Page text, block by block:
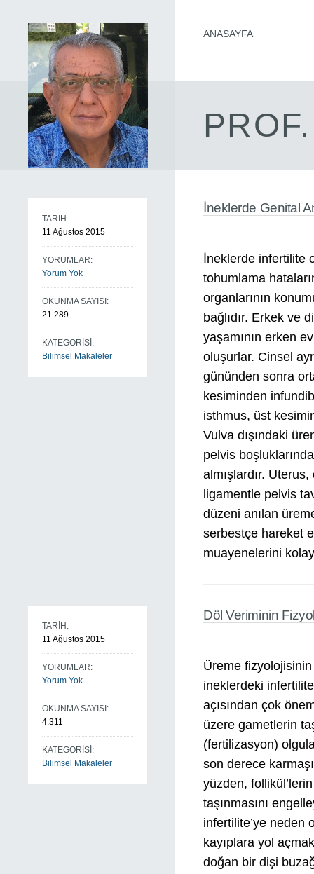
ANASAYFA
TARİH:
11 Ağustos 2015
YORUMLAR:
Yorum Yok
OKUNMA SAYISI:
21.289
KATEGORİSİ:
Bilimsel Makaleler
İneklerde Genital
İneklerde infertilite
tohumlama
organlarının
bağlıdır. Erkek ve
yaşamının erken
oluşurlar. Cinsel
gününden sonra
kesiminden
isthmus, üst
Vulva dışındaki
pelvis
almışlardır.
ligamentle pelvis
düzeni anılan
serbestçe hareket
muayenelerini
TARİH:
11 Ağustos 2015
YORUMLAR:
Yorum Yok
OKUNMA SAYISI:
4.311
KATEGORİSİ:
Bilimsel Makaleler
Döl Veriminin
Üreme
ineklerdeki
açısından çok
üzere gametlerin
(fertilizasyon)
son derece
yüzden,
taşınmasını
infertilite’ye neden
kayıplara yol
doğan bir dişi